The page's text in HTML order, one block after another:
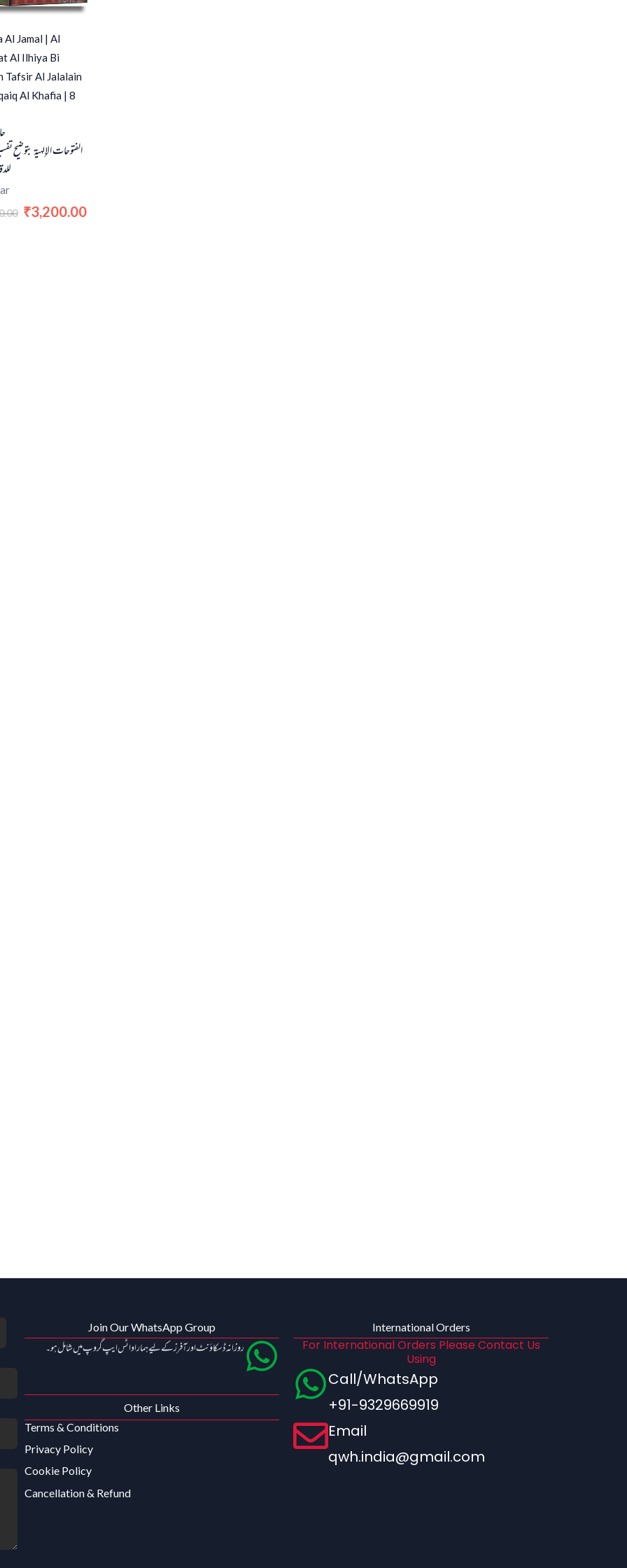
Al Jamal | Al
Al Ilhiya Bi
Tafsir Al Jalalain
Al Khafia | 8
الفتوحات الإلهية بتوضيح
₹3,200.00
Join Our WhatsApp Group
روزانہ ڈسکاؤنٹ اور آفرز کے لیے ہمارا واٹس ایپ گروپ میں شامل ہو۔
Other Links
Terms & Conditions
Privacy Policy
Cookie Policy
Cancellation & Refund
International Orders
For International Orders Please Contact Us
Using
Call/WhatsApp
+91-9329669919
Email
qwh.india@gmail.com